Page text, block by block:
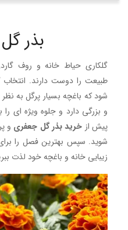
بذر
گلکاری حیاط خانه و روف
طبیعت را دوست دارند.
شود که باغچه بسیار پرگل به
و بزرگی دارد و جلوه ویژه ای
پیش از خرید بذر گل جعفری و
شوید. سپس بهترین فصل را
زیبایی خانه و باغچه خود لذت